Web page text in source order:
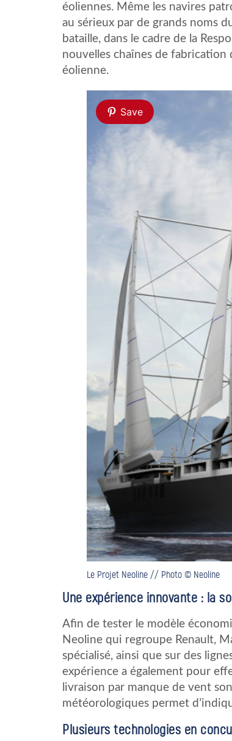
éoliennes. Même les navires
au sérieux par de grands noms
bataille, dans le cadre de la
nouvelles chaînes de
éolienne.
Save
Le Projet Neoline // Photo © Neoline
Une expérience innovante : la
Afin de tester le modèle
Neoline qui regroupe Renault,
spécialisé, ainsi que sur des
expérience a également pour
livraison par manque de vent
météorologiques permet
Plusieurs technologies en